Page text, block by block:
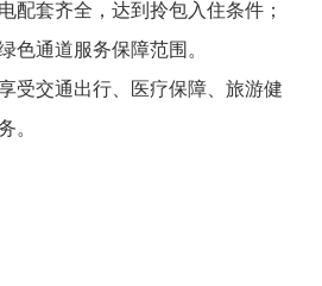
配套齐全，达到拎包入住条件；
色通道服务保障范围。
受交通出行、医疗保障、旅游健
。